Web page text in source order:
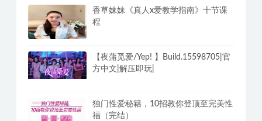
香草妹妹《真人x爱教学指南》十节课
程
【夜蒲觅爱/Yep! 】Build.15598705|官
方中文|解压即玩|
独门性爱秘籍，10招教你登顶至完美性
福（完结）